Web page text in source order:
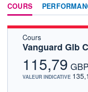
COURS
Cours
Vanguard Glb
115,79 GBP
VALEUR INDICATIVE